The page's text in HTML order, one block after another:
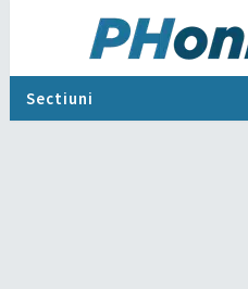
Sectiuni